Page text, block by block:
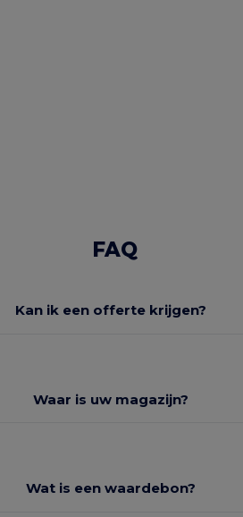
FAQ
Kan ik een offerte krijgen?
Waar is uw magazijn?
Wat is een waardebon?